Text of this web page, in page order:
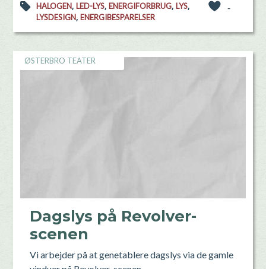
HALOGEN, LED-LYS, ENERGIFORBRUG, LYS,
LYSDESIGN, ENERGIBESPARELSER
-
ØSTERBRO TEATER
Dagslys på Revolver-
scenen
Vi arbejder på at genetablere dagslys via de gamle